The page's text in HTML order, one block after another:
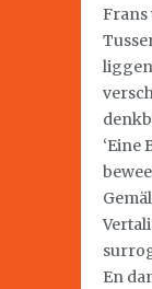
Frans
‘Eine
En